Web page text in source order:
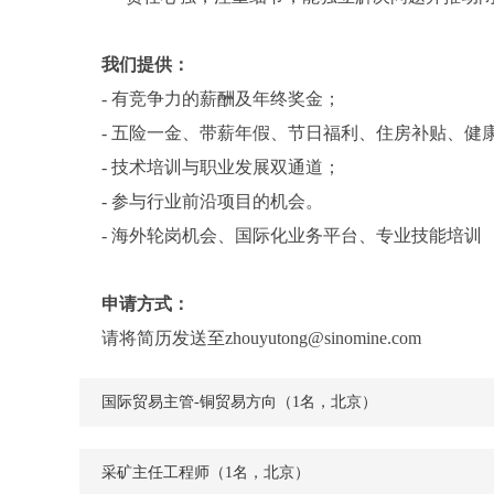
我们提供：
- 有竞争力的薪酬及年终奖金；
- 五险一金、带薪年假、节日福利、住房补贴、健
- 技术培训与职业发展双通道；
- 参与行业前沿项目的机会。
- 海外轮岗机会、国际化业务平台、专业技能培训
申请方式：
请将简历发送至zhouyutong@sinomine.com
国际贸易主管-铜贸易方向（1名，北京）
采矿主任工程师（1名，北京）